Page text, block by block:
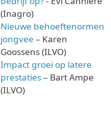
(Inagro)
Nieuwe behoeftenormen
jongvee – Karen
Goossens (ILVO)
Impact groei op latere
prestaties– Bart Ampe
(ILVO)